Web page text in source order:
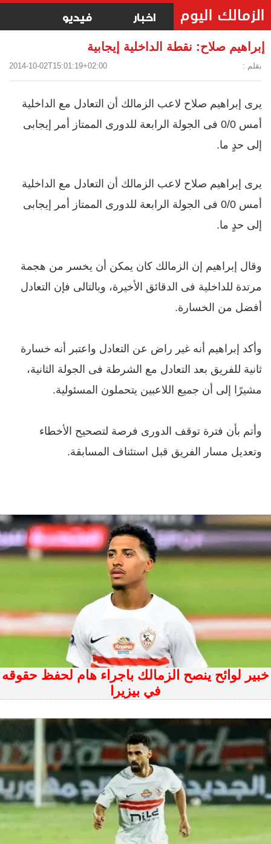
اخبار فيديو
إبراهيم صلاح: نقطة الداخلية إيجابية
بقلم : 2014-10-02T15:01:19+02:00
يرى إبراهيم صلاح لاعب الزمالك أن التعادل مع الداخلية
أمس 0/0 فى الجولة الرابعة للدورى الممتاز أمر إيجابى
إلى حدٍ ما.
يرى إبراهيم صلاح لاعب الزمالك أن التعادل مع الداخلية
أمس 0/0 فى الجولة الرابعة للدورى الممتاز أمر إيجابى
إلى حدٍ ما.
وقال إبراهيم إن الزمالك كان يمكن أن يخسر من هجمة
مرتدة للداخلية فى الدقائق الأخيرة، وبالتالى فإن التعادل
أفضل من الخسارة.
وأكد إبراهيم أنه غير راض عن التعادل واعتبر أنه خسارة
ثانية للفريق بعد التعادل مع الشرطة فى الجولة الثانية،
مشيرًا إلى أن جميع اللاعبين يتحملون المسئولية.
وأتم بأن فترة توقف الدورى فرصة لتصحيح الأخطاء
وتعديل مسار الفريق قبل استئناف المسابقة.
خبير لوائح ينصح الزمالك باجراء هام لحفظ حقوقه
في بيزيرا